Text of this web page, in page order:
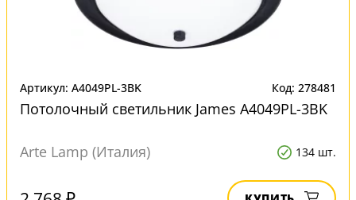
Артикул: A4049PL-3BK Код: 278481
Потолочный светильник James A4049PL-3BK
Arte Lamp (Италия) 134 шт.